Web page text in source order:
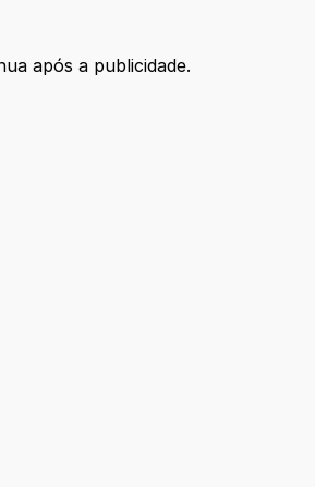
após a publicidade.